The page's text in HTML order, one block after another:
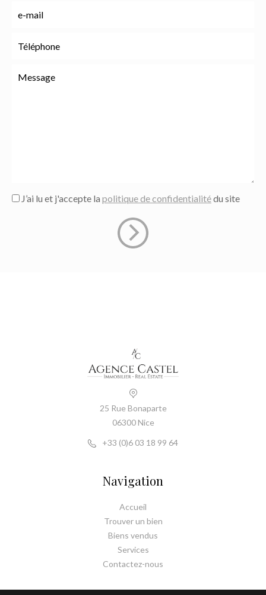
J’ai lu et j'accepte la politique de confidentialitédu site
25 Rue Bonaparte
06300 Nice
+33 (0)6 03 18 99 64
Navigation
Accueil
Trouver un bien
Biens vendus
Services
Contactez-nous